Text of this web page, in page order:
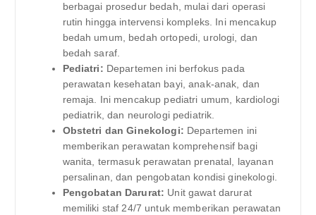
berbagai prosedur bedah, mulai dari operasi
rutin hingga intervensi kompleks. Ini mencakup
bedah umum, bedah ortopedi, urologi, dan
bedah saraf.
Pediatri: Departemen ini berfokus pada
perawatan kesehatan bayi, anak-anak, dan
remaja. Ini mencakup pediatri umum, kardiologi
pediatrik, dan neurologi pediatrik.
Obstetri dan Ginekologi: Departemen ini
memberikan perawatan komprehensif bagi
wanita, termasuk perawatan prenatal, layanan
persalinan, dan pengobatan kondisi ginekologi.
Pengobatan Darurat: Unit gawat darurat
memiliki staf 24/7 untuk memberikan perawatan